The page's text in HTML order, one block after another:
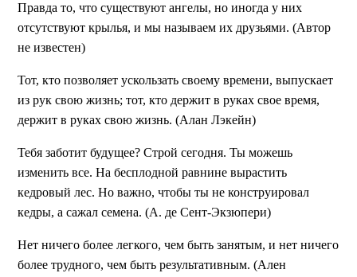
Правда то, что существуют ангелы, но иногда у них
отсутствуют крылья, и мы называем их друзьями. (Автор
не известен)
Тот, кто позволяет ускользать своему времени, выпускает
из рук свою жизнь; тот, кто держит в руках свое время,
держит в руках свою жизнь. (Алан Лэкейн)
Тебя заботит будущее? Строй сегодня. Ты можешь
изменить все. На бесплодной равнине вырастить
кедровый лес. Но важно, чтобы ты не конструировал
кедры, а сажал семена. (А. де Сент-Экзюпери)
Нет ничего более легкого, чем быть занятым, и нет ничего
более трудного, чем быть результативным. (Ален